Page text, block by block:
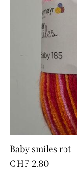
Baby smiles rot
CHF 2.80